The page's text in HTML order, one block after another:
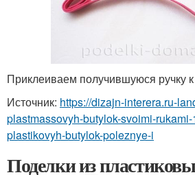
Приклеиваем получившуюся ручку
Источник: https://dizajn-interera.ru-
plastmassovyh-butylok-svoimi-
plastikovyh-butylok-poleznye-i
Поделки из